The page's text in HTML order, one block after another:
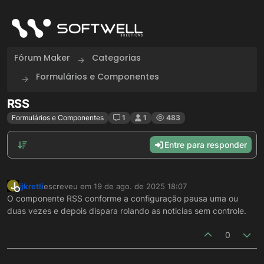
Fórum Maker
Categorias
Formulários e Componentes
RSS
Formulários e Componentes 1 1 483
Entre para responder
J
Offline
jjkretliescreveu em 19 de ago. de 2025 18:07
última edição por
O componente RSS conforme a configuração pausa uma ou
duas vezes e depois dispara rolando as noticias sem controle.
0